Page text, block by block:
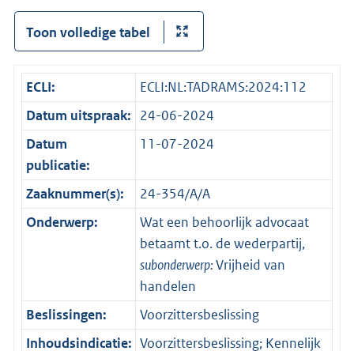
Toon volledige tabel
ECLI:
ECLI:NL:TADRAMS:2024:112
Datum uitspraak: 24-06-2024
Datum
publicatie:
11-07-2024
Zaaknummer(s):
24-354/A/A
Onderwerp:
Wat een behoorlijk advocaat
betaamt t.o. de wederpartij,
subonderwerp:Vrijheid van
handelen
Beslissingen:
Voorzittersbeslissing
Inhoudsindicatie: Voorzittersbeslissing; Kennelijk